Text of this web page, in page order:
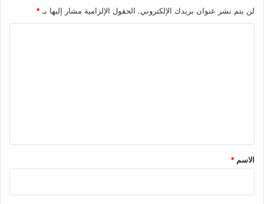
لن يتم نشر عنوان بريدك الإلكتروني. الحقول الإلزامية مشار إليها بـ *
*
الاسم *